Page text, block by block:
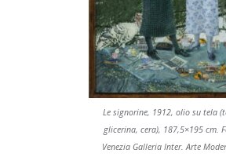
Le signorine, 1912, olio su tela
glicerina, cera), 187,5×195 cm.
Venezia Galleria Inter. Arte